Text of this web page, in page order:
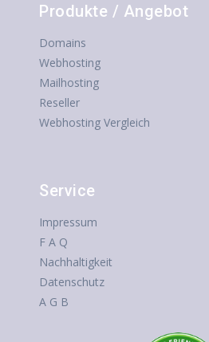
Produkte / Angebot
Domains
Webhosting
Mailhosting
Reseller
Webhosting Vergleich
Service
Impressum
F A Q
Nachhaltigkeit
Datenschutz
A G B